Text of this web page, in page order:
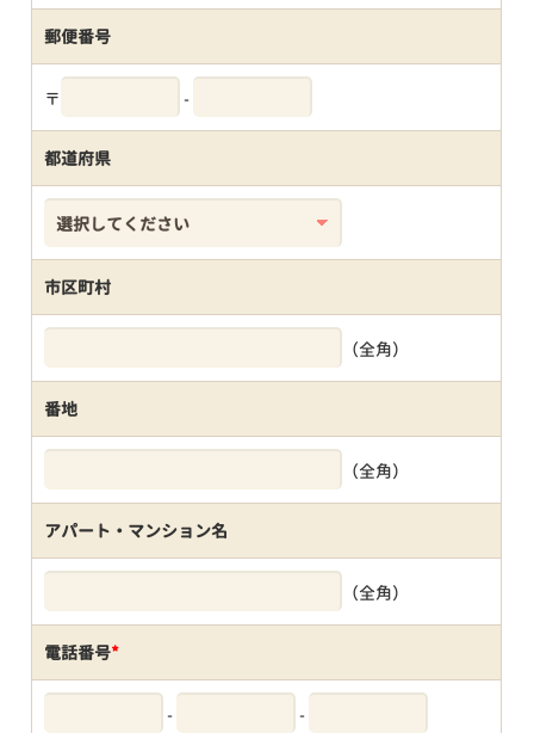
郵便番号
〒 -
都道府県
市区町村
（全角）
番地
（全角）
アパート・マンション名
（全角）
電話番号*
- -